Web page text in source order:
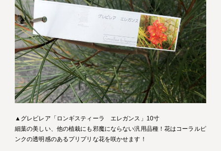
▲グレビレア「ロンギスティーラ エレガンス」10寸
細葉の美しい、他の植栽にも邪魔にならない汎用品種！花はコーラルピ
ンクの透明感のあるプリプリな花を咲かせます！